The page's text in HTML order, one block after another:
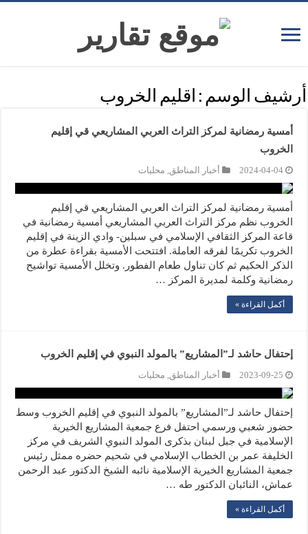
أرشيف الوسم : اقليم الخروب
أمسية رمضانية لمركز التراث العربي المشاريعي قي إقليم
الخروب
2024-04-04 أخبار المناطق محليات
أمسية رمضانية لمركز التراث العربي المشاريعي قي إقليم
الخروب نظم مركز التراث العربي المشاريعي أمسية رمضانية في
قاعة المركز الثقافي الإسلامي في سبلين- وادي الزينة في إقليم
الخروب تكريمًا لفرقه العاملة. افتتحت الأمسية بقراءة عطرة من
الذكر الحكيم ثم كان تناول طعام الفطور. وتخلل الأمسية تواشيح
رمضانية وكلمة لمديرة المركز …
أكمل القراءة »
إحتفال حاشد لـ”المشاريع” بالمولد النبوي في إقليم الخروب
2023-09-25 أخبار المناطق محليات
إحتفال حاشد لـ”المشاريع” بالمولد النبوي في إقليم الخروب وسط
حضور شعبي ورسمي احتفل فرع جمعية المشاريع الخيرية
الإسلامية في جبل لبنان بذكرى المولد النبوي الشريف في مركز
الخليفة عمر بن الخطاب الإسلامي في شحيم حضره ممثل رئيس
جمعية المشاريع الخيرية الإسلامية نائبه الشيخ الدكتور عبد الرحمن
عماش، النائبان الدكتور طه …
أكمل القراءة »